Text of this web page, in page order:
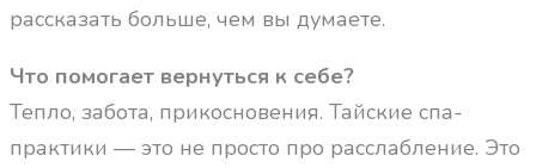
рассказать больше, чем вы думаете.
Что помогает вернуться к себе?
Тепло, забота, прикосновения. Тайские спа-
практики — это не просто про расслабление. Это